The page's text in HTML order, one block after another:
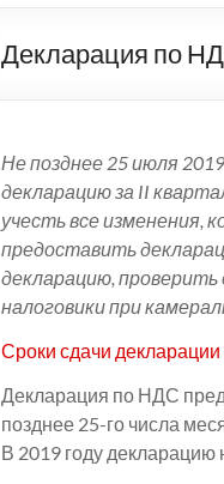
Декларация по
Не позднее 25 июля
декларацию за II
учесть все изменения,
предоставить
декларацию,
налоговики при
Сроки сдачи
Декларация по НДС
позднее 25-го числа
В 2019 году